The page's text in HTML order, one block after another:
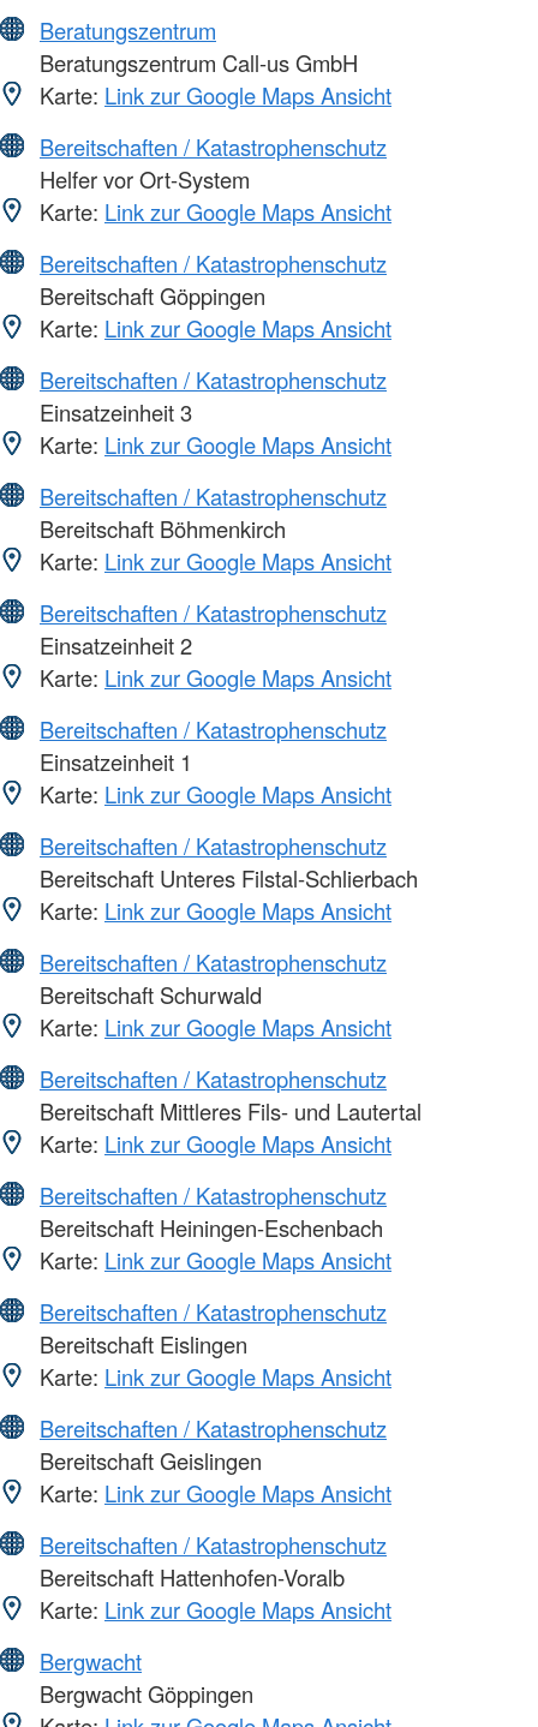
Beratungszentrum
Beratungszentrum Call-us GmbH
Karte: Link zur Google Maps Ansicht
Bereitschaften / Katastrophenschutz
Helfer vor Ort-System
Karte: Link zur Google Maps Ansicht
Bereitschaften / Katastrophenschutz
Bereitschaft Göppingen
Karte: Link zur Google Maps Ansicht
Bereitschaften / Katastrophenschutz
Einsatzeinheit 3
Karte: Link zur Google Maps Ansicht
Bereitschaften / Katastrophenschutz
Bereitschaft Böhmenkirch
Karte: Link zur Google Maps Ansicht
Bereitschaften / Katastrophenschutz
Einsatzeinheit 2
Karte: Link zur Google Maps Ansicht
Bereitschaften / Katastrophenschutz
Einsatzeinheit 1
Karte: Link zur Google Maps Ansicht
Bereitschaften / Katastrophenschutz
Bereitschaft Unteres Filstal-Schlierbach
Karte: Link zur Google Maps Ansicht
Bereitschaften / Katastrophenschutz
Bereitschaft Schurwald
Karte: Link zur Google Maps Ansicht
Bereitschaften / Katastrophenschutz
Bereitschaft Mittleres Fils- und Lautertal
Karte: Link zur Google Maps Ansicht
Bereitschaften / Katastrophenschutz
Bereitschaft Heiningen-Eschenbach
Karte: Link zur Google Maps Ansicht
Bereitschaften / Katastrophenschutz
Bereitschaft Eislingen
Karte: Link zur Google Maps Ansicht
Bereitschaften / Katastrophenschutz
Bereitschaft Geislingen
Karte: Link zur Google Maps Ansicht
Bereitschaften / Katastrophenschutz
Bereitschaft Hattenhofen-Voralb
Karte: Link zur Google Maps Ansicht
Bergwacht
Bergwacht Göppingen